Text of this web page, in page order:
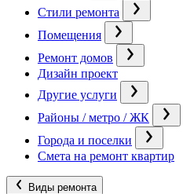
Стили ремонта
Помещения
Ремонт домов
Дизайн проект
Другие услуги
Районы / метро / ЖК
Города и поселки
Смета на ремонт квартир
Виды ремонта